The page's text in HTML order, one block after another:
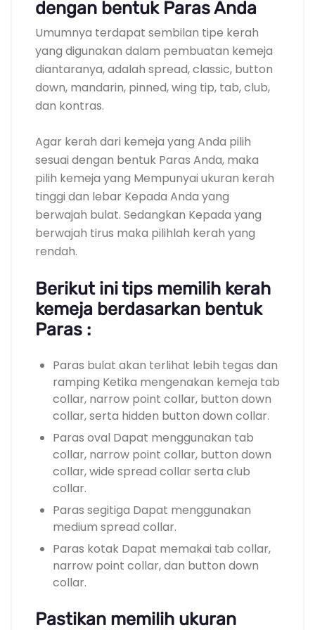
dengan bentuk Paras Anda
Umumnya terdapat sembilan tipe kerah
yang digunakan dalam pembuatan kemeja
diantaranya, adalah spread, classic, button
down, mandarin, pinned, wing tip, tab, club,
dan kontras.
Agar kerah dari kemeja yang Anda pilih
sesuai dengan bentuk Paras Anda, maka
pilih kemeja yang Mempunyai ukuran kerah
tinggi dan lebar Kepada Anda yang
berwajah bulat. Sedangkan Kepada yang
berwajah tirus maka pilihlah kerah yang
rendah.
Berikut ini tips memilih kerah
kemeja berdasarkan bentuk
Paras :
Paras bulat akan terlihat lebih tegas dan
ramping Ketika mengenakan kemeja tab
collar, narrow point collar, button down
collar, serta hidden button down collar.
Paras oval Dapat menggunakan tab
collar, narrow point collar, button down
collar, wide spread collar serta club
collar.
Paras segitiga Dapat menggunakan
medium spread collar.
Paras kotak Dapat memakai tab collar,
narrow point collar, dan button down
collar.
Pastikan memilih ukuran